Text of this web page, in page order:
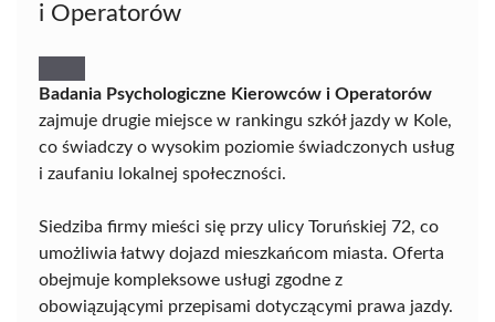
i Operatorów
Badania Psychologiczne Kierowców i Operatorów
zajmuje drugie miejsce w rankingu szkół jazdy w Kole,
co świadczy o wysokim poziomie świadczonych usług
i zaufaniu lokalnej społeczności.
Siedziba firmy mieści się przy ulicy Toruńskiej 72, co
umożliwia łatwy dojazd mieszkańcom miasta. Oferta
obejmuje kompleksowe usługi zgodne z
obowiązującymi przepisami dotyczącymi prawa jazdy.